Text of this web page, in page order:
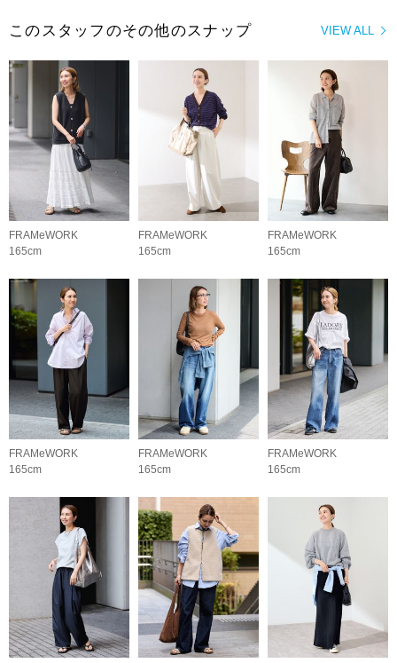
VIEW ALL
このスタッフのその他のスナップ
FRAMeWORK
165cm
FRAMeWORK
165cm
FRAMeWORK
165cm
FRAMeWORK
165cm
FRAMeWORK
165cm
FRAMeWORK
165cm